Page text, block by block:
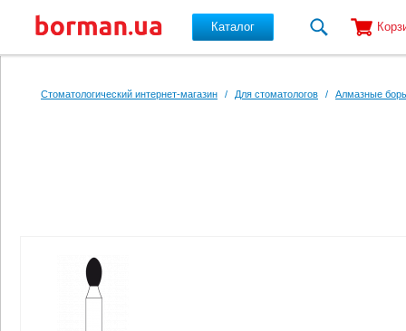
Каталог
Стоматологический интернет-магазин / Для стоматологов / Алмазные